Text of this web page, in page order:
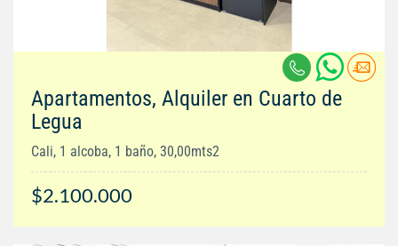
Apartamentos, Alquiler en Cuarto de
Legua
Cali, 1 alcoba, 1 baño, 30,00mts2
$2.100.000